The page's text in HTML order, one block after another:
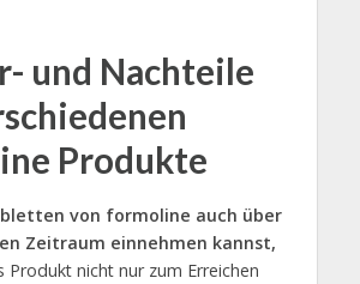
und Nachteile
Produkte
von formoline auch über
Zeitraum einnehmen kannst,
Produkt nicht nur zum Erreichen